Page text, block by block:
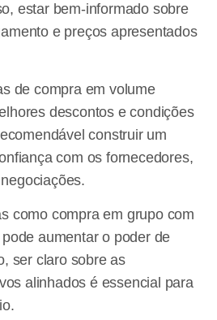
estar bem-informado sobre
e preços apresentados
de compra em volume
descontos e condições
construir um
com os fornecedores,
como compra em grupo com
aumentar o poder de
ser claro sobre as
alinhados é essencial para